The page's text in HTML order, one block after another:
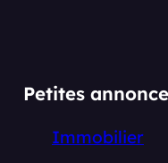
Petites
Immobilier